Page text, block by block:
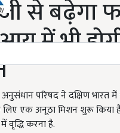
से बढ़ेगा
में भी
परिषद ने दक्षिण भारत
लिए एक अनूठा मिशन शुरू किया
करना है.